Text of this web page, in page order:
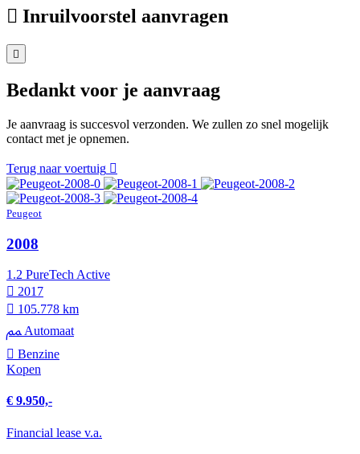
Inruilvoorstel aanvragen
Bedankt voor je aanvraag
Je aanvraag is succesvol verzonden. We zullen zo snel mogelijk
contact met je opnemen.
Terug naar voertuig
Peugeot
2008
1.2 PureTech Active
2017
105.778 km
Automaat
Benzine
Kopen
€ 9.950,-
Financial lease v.a.